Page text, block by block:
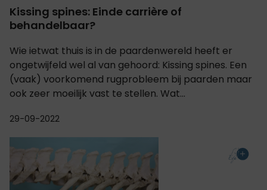
Kissing spines: Einde carrière of
behandelbaar?
Wie ietwat thuis is in de paardenwereld heeft er
ongetwijfeld wel al van gehoord: Kissing spines. Een
(vaak) voorkomend rugprobleem bij paarden maar
ook zeer moeilijk vast te stellen. Wat...
29-09-2022